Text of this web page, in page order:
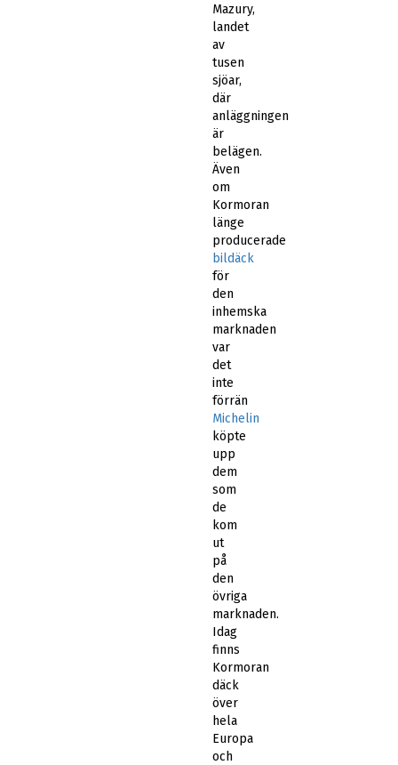
Mazury,
landet
av
tusen
sjöar,
där
anläggningen
är
belägen.
Även
om
Kormoran
länge
producerade
bildäck
för
den
inhemska
marknaden
var
det
inte
förrän
Michelin
köpte
upp
dem
som
de
kom
ut
på
den
övriga
marknaden.
Idag
finns
Kormoran
däck
över
hela
Europa
och